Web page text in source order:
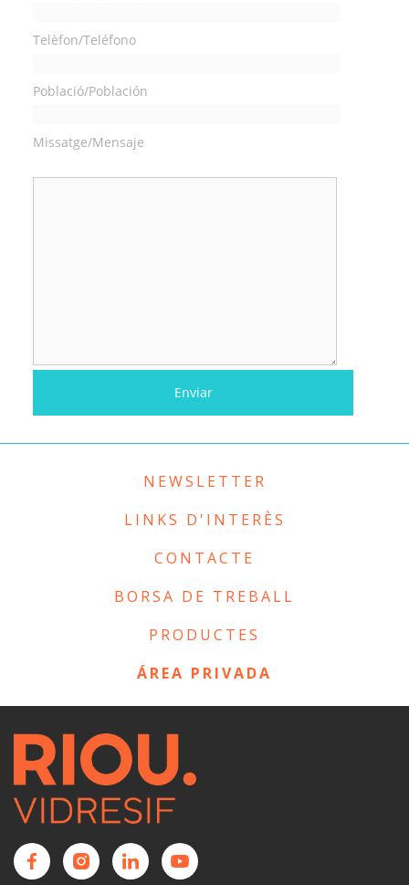
Telèfon/Teléfono
Població/Población
Missatge/Mensaje
NEWSLETTER
LINKS D'INTERÈS
CONTACTE
BORSA DE TREBALL
PRODUCTES
ÁREA PRIVADA